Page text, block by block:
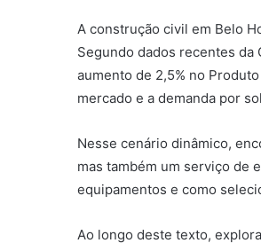
A construção civil em Belo
Segundo dados recentes da
aumento de 2,5% no
mercado e a demanda por
Nesse cenário dinâmico,
mas também um serviço de
equipamentos e como
Ao longo deste texto,